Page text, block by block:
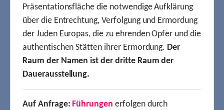
Präsentationsfläche die notwendige Aufklärung
über die Entrechtung, Verfolgung und Ermordung
der Juden Europas, die zu ehrenden Opfer und die
authentischen Stätten ihrer Ermordung. Der
Raum der Namen ist der dritte Raum der
Dauerausstellung.
Auf Anfrage: Führungen erfolgen durch